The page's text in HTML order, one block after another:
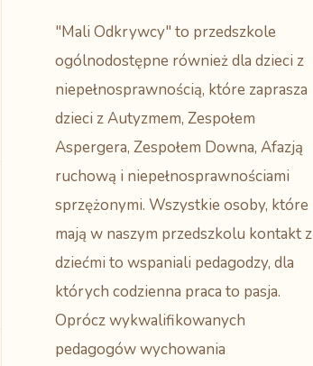
"Mali Odkrywcy" to przedszkole
ogólnodostępne również dla dzieci z
niepełnosprawnością, które zaprasza
dzieci z Autyzmem, Zespołem
Aspergera, Zespołem Downa, Afazją
ruchową i niepełnosprawnościami
sprzężonymi. Wszystkie osoby, które
mają w naszym przedszkolu kontakt z
dziećmi to wspaniali pedagodzy, dla
których codzienna praca to pasja.
Oprócz wykwalifikowanych
pedagogów wychowania